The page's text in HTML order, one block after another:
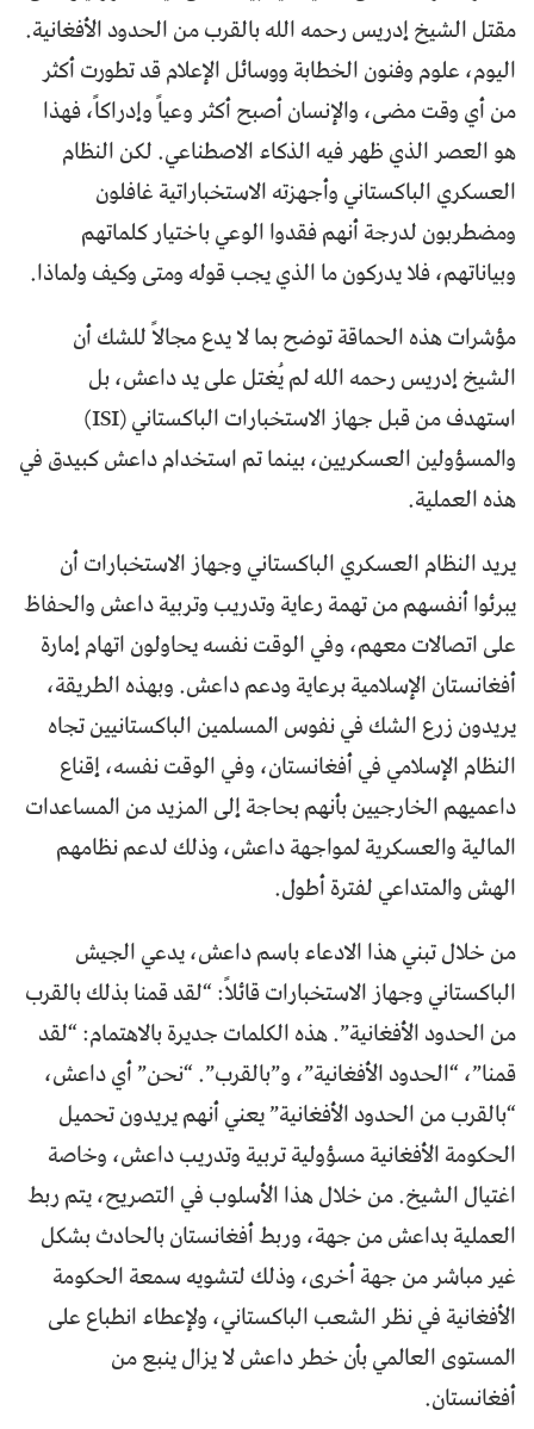
مقتل الشيخ إدريس رحمه الله بالقرب من الحدود الأفغانية.
اليوم، علوم وفنون الخطابة ووسائل الإعلام قد تطورت أكثر
من أي وقت مضى، والإنسان أصبح أكثر وعياً وإدراكاً، فهذا
هو العصر الذي ظهر فيه الذكاء الاصطناعي. لكن النظام
العسكري الباكستاني وأجهزته الاستخباراتية غافلون
ومضطربون لدرجة أنهم فقدوا الوعي باختيار كلماتهم
وبياناتهم، فلا يدركون ما الذي يجب قوله ومتى وكيف ولماذا.
مؤشرات هذه الحماقة توضح بما لا يدع مجالاً للشك أن
الشيخ إدريس رحمه الله لم يُغتل على يد داعش، بل
استهدف من قبل جهاز الاستخبارات الباكستاني (ISI)
والمسؤولين العسكريين، بينما تم استخدام داعش كبيدق في
هذه العملية.
يريد النظام العسكري الباكستاني وجهاز الاستخبارات أن
يبرئوا أنفسهم من تهمة رعاية وتدريب وتربية داعش والحفاظ
على اتصالات معهم، وفي الوقت نفسه يحاولون اتهام إمارة
أفغانستان الإسلامية برعاية ودعم داعش. وبهذه الطريقة،
يريدون زرع الشك في نفوس المسلمين الباكستانيين تجاه
النظام الإسلامي في أفغانستان، وفي الوقت نفسه، إقناع
داعميهم الخارجيين بأنهم بحاجة إلى المزيد من المساعدات
المالية والعسكرية لمواجهة داعش، وذلك لدعم نظامهم
الهش والمتداعي لفترة أطول.
من خلال تبني هذا الادعاء باسم داعش، يدعي الجيش
الباكستاني وجهاز الاستخبارات قائلاً: “لقد قمنا بذلك بالقرب
من الحدود الأفغانية”. هذه الكلمات جديرة بالاهتمام: “لقد
قمنا”، “الحدود الأفغانية”، و”بالقرب”. “نحن” أي داعش،
“بالقرب من الحدود الأفغانية” يعني أنهم يريدون تحميل
الحكومة الأفغانية مسؤولية تربية وتدريب داعش، وخاصة
اغتيال الشيخ. من خلال هذا الأسلوب في التصريح، يتم ربط
العملية بداعش من جهة، وربط أفغانستان بالحادث بشكل
غير مباشر من جهة أخرى، وذلك لتشويه سمعة الحكومة
الأفغانية في نظر الشعب الباكستاني، ولإعطاء انطباع على
المستوى العالمي بأن خطر داعش لا يزال ينبع من
أفغانستان.